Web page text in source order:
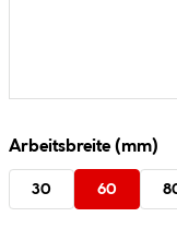
Arbeitsbreite (mm)
30 60